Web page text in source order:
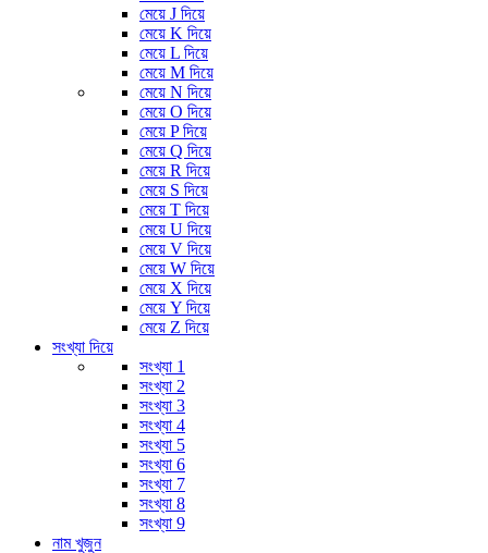
মেয়ে J দিয়ে
মেয়ে K দিয়ে
মেয়ে L দিয়ে
মেয়ে M দিয়ে
মেয়ে N দিয়ে
মেয়ে O দিয়ে
মেয়ে P দিয়ে
মেয়ে Q দিয়ে
মেয়ে R দিয়ে
মেয়ে S দিয়ে
মেয়ে T দিয়ে
মেয়ে U দিয়ে
মেয়ে V দিয়ে
মেয়ে W দিয়ে
মেয়ে X দিয়ে
মেয়ে Y দিয়ে
মেয়ে Z দিয়ে
সংখ্যা দিয়ে
সংখ্যা 1
সংখ্যা 2
সংখ্যা 3
সংখ্যা 4
সংখ্যা 5
সংখ্যা 6
সংখ্যা 7
সংখ্যা 8
সংখ্যা 9
নাম খুজুন